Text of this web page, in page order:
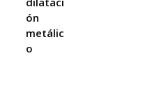
ón
metálic
o